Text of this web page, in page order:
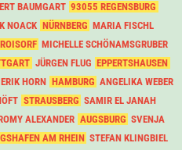
BAUMGART 93055 REGENSBURG
NOACK NÜRNBERG MARIA FISCHL
MICHELLE SCHÖNAMSGRUBER
JÜRGEN FLUG EPPERTSHAUSEN
ERIK HORN HAMBURG ANGELIKA WEBER
STRAUSBERG SAMIR EL JANAH
ALEXANDER AUGSBURG SVENJA
AM RHEIN STEFAN KLINGBIEL